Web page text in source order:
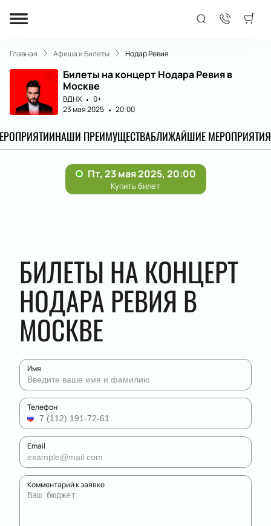
Главная Афиша и Билеты Нодар Ревия
Билеты на концерт Нодара Ревия в
Москве
ВДНХ
0+
23 мая 2025
20:00
НАШИ ПРЕИМУЩЕСТВАБЛИЖАЙШИЕ МЕРОПРИЯТИЯ
БИЛЕТЫ НА КОНЦЕРТ
НОДАРА РЕВИЯ В
МОСКВЕ
Имя
Телефон
Email
Комментарий к заявке